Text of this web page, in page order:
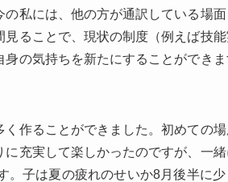
私には、他の方が通訳している場面
ることで、現状の制度（例えば技能
の気持ちを新たにすることができ
作ることができました。初めての
充実して楽しかったのですが、一
。子は夏の疲れのせいか8月後半に